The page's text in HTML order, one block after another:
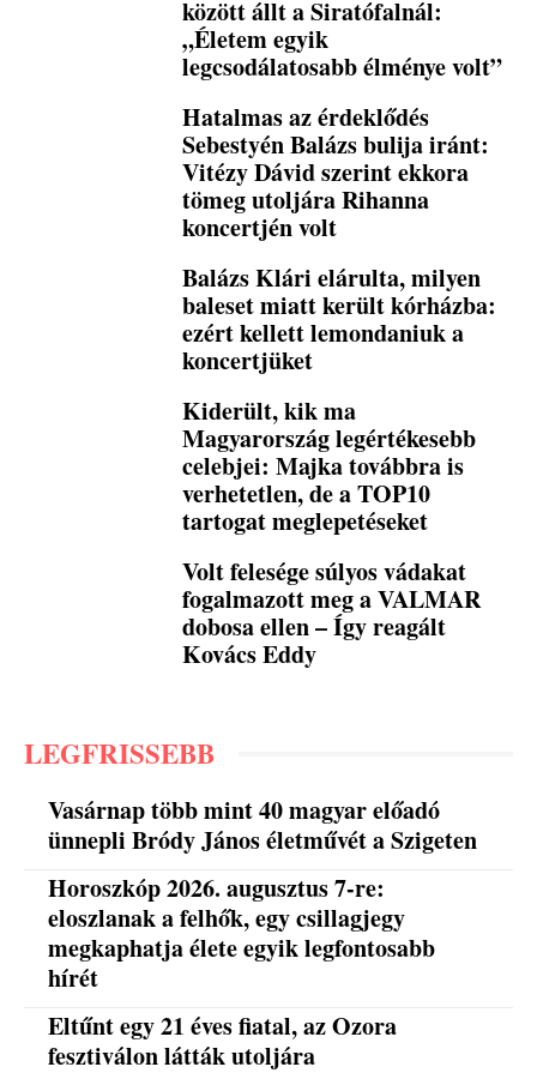
között állt a Siratófalnál:
„Életem egyik
legcsodálatosabb élménye volt”
Hatalmas az érdeklődés
Sebestyén Balázs bulija iránt:
Vitézy Dávid szerint ekkora
tömeg utoljára Rihanna
koncertjén volt
Balázs Klári elárulta, milyen
baleset miatt került kórházba:
ezért kellett lemondaniuk a
koncertjüket
Kiderült, kik ma
Magyarország legértékesebb
celebjei: Majka továbbra is
verhetetlen, de a TOP10
tartogat meglepetéseket
Volt felesége súlyos vádakat
fogalmazott meg a VALMAR
dobosa ellen – Így reagált
Kovács Eddy
LEGFRISSEBB
Vasárnap több mint 40 magyar előadó
ünnepli Bródy János életművét a Szigeten
Horoszkóp 2026. augusztus 7-re:
eloszlanak a felhők, egy csillagjegy
megkaphatja élete egyik legfontosabb
hírét
Eltűnt egy 21 éves fiatal, az Ozora
fesztiválon látták utoljára